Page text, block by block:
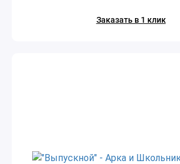
Заказать в 1 клик